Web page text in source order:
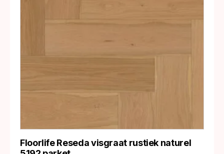
Floorlife Reseda visgraat rustiek naturel